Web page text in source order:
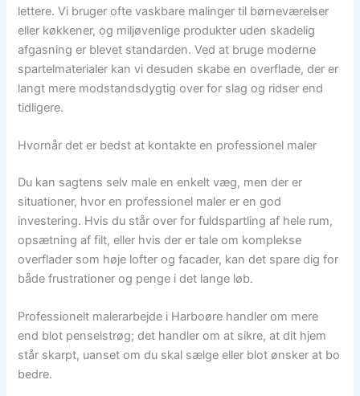
lettere. Vi bruger ofte vaskbare malinger til børneværelser
eller køkkener, og miljøvenlige produkter uden skadelig
afgasning er blevet standarden. Ved at bruge moderne
spartelmaterialer kan vi desuden skabe en overflade, der er
langt mere modstandsdygtig over for slag og ridser end
tidligere.
Hvornår det er bedst at kontakte en professionel maler
Du kan sagtens selv male en enkelt væg, men der er
situationer, hvor en professionel maler er en god
investering. Hvis du står over for fuldspartling af hele rum,
opsætning af filt, eller hvis der er tale om komplekse
overflader som høje lofter og facader, kan det spare dig for
både frustrationer og penge i det lange løb.
Professionelt malerarbejde i Harboøre handler om mere
end blot penselstrøg; det handler om at sikre, at dit hjem
står skarpt, uanset om du skal sælge eller blot ønsker at bo
bedre.